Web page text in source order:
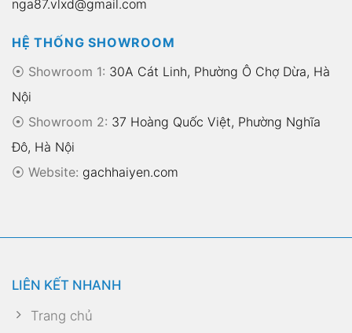
nga87.vlxd@gmail.com
HỆ THỐNG SHOWROOM
⦿ Showroom 1: 30A Cát Linh, Phường Ô Chợ Dừa, Hà
Nội
⦿ Showroom 2: 37 Hoàng Quốc Việt, Phường Nghĩa
Đô, Hà Nội
⦿ Website: gachhaiyen.com
LIÊN KẾT NHANH
Trang chủ